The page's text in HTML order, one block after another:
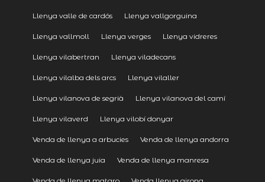
Llenya valle de cardós Llenya vallgorguina
Llenya vallmoll Llenya verges Llenya vidreres
Llenya vilabertran Llenya viladecans
Llenya vilalba dels arcs Llenya vilaller
Llenya vilanova de segrià Llenya vilanova del camí
Llenya vilaverd Llenya vilobí donyar
Venda de llenya a arbucies Venda de llenya andorra
Venda de llenya juia Venda de llenya manresa